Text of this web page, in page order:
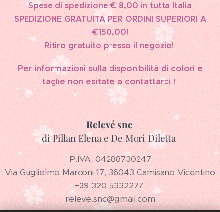
Spese di spedizione € 8,00 in tutta Italia
SPEDIZIONE GRATUITA PER ORDINI SUPERIORI A
€150,00!
Ritiro gratuito presso il negozio!
Per informazioni sulla disponibilità di colori e
taglie non esitate a contattarci !
Relevé snc
di Pillan Elena e De Mori Diletta
P.IVA: 04288730247
Via Guglielmo Marconi 17, 36043 Camisano Vicentino
+39 320 5332277
releve.snc@gmail.com